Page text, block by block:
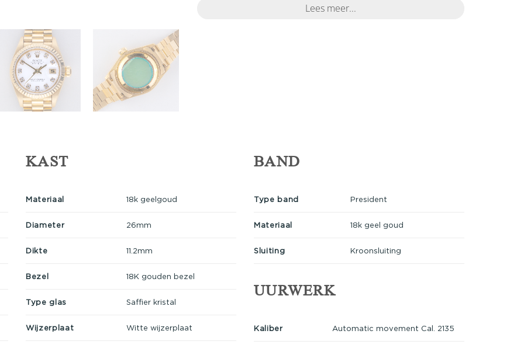
Lees meer...
KAST
Materiaal 18k geelgoud
Diameter 26mm
Dikte 11.2mm
Bezel 18K gouden bezel
Type glas Saffier kristal
Wijzerplaat Witte wijzerplaat
BAND
Type band President
Materiaal 18k geel goud
Sluiting Kroonsluiting
UURWERK
Kaliber Automatic movement Cal. 2135